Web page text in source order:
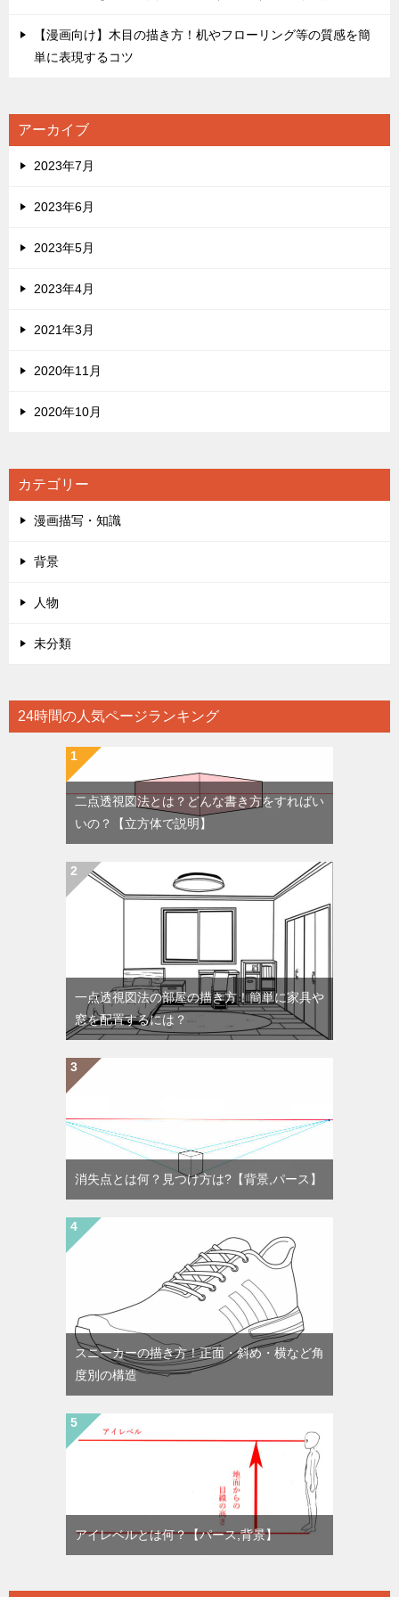
【漫画向け】木目の描き方！机やフローリング等の質感を簡
単に表現するコツ
アーカイブ
2023年7月
2023年6月
2023年5月
2023年4月
2021年3月
2020年11月
2020年10月
カテゴリー
漫画描写・知識
背景
人物
未分類
24時間の人気ページランキング
二点透視図法とは？どんな書き方をすればい
いの？【立方体で説明】
一点透視図法の部屋の描き方！簡単に家具や
窓を配置するには？
消失点とは何？見つけ方は?【背景,パース】
スニーカーの描き方！正面・斜め・横など角
度別の構造
アイレベルとは何？【パース,背景】